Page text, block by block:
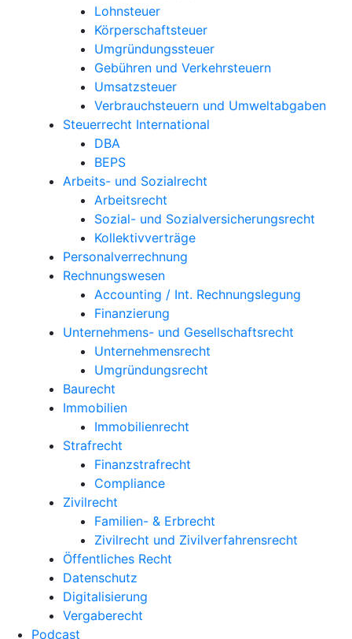
Lohnsteuer
Körperschaftsteuer
Umgründungssteuer
Gebühren und Verkehrsteuern
Umsatzsteuer
Verbrauchsteuern und Umweltabgaben
Steuerrecht International
DBA
BEPS
Arbeits- und Sozialrecht
Arbeitsrecht
Sozial- und Sozialversicherungsrecht
Kollektivverträge
Personalverrechnung
Rechnungswesen
Accounting / Int. Rechnungslegung
Finanzierung
Unternehmens- und Gesellschaftsrecht
Unternehmensrecht
Umgründungsrecht
Baurecht
Immobilien
Immobilienrecht
Strafrecht
Finanzstrafrecht
Compliance
Zivilrecht
Familien- & Erbrecht
Zivilrecht und Zivilverfahrensrecht
Öffentliches Recht
Datenschutz
Digitalisierung
Vergaberecht
Podcast